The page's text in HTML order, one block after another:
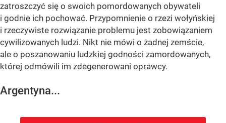
zatroszczyć się o swoich pomordowanych obywateli
i godnie ich pochować. Przypomnienie o rzezi wołyńskiej
i rzeczywiste rozwiązanie problemu jest zobowiązaniem
cywilizowanych ludzi. Nikt nie mówi o żadnej zemście,
ale o poszanowaniu ludzkiej godności zamordowanych,
której odmówili im zdegenerowani oprawcy.
Argentyna...